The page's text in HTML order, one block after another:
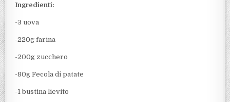
Ingredienti:
-3 uova
-220g farina
-200g zucchero
-80g Fecola di patate
-1 bustina lievito